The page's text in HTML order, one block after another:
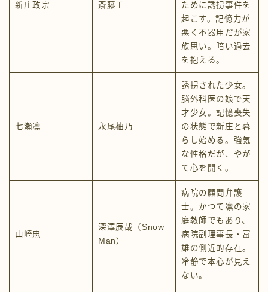
新庄政宗 斎藤工
ために誘拐事件を
起こす。記憶力が
悪く不器用だが家
族思い。暗い過去
を抱える。
七瀬凛 永尾柚乃
誘拐された少女。
脳外科医の娘で天
才少女。記憶喪失
の状態で新庄と暮
らし始める。強気
な性格だが、やが
て心を開く。
山崎忠
深澤辰哉（Snow
Man）
病院の顧問弁護
士。かつて凛の家
庭教師でもあり、
病院副理事長・富
雄の側近的存在。
冷静で本心が見え
ない。